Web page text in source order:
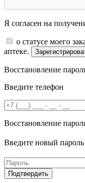
Я согласен на
о статусе моего
аптеке.
Восстановление
Введите телефон
Восстановление
Введите новый пароль